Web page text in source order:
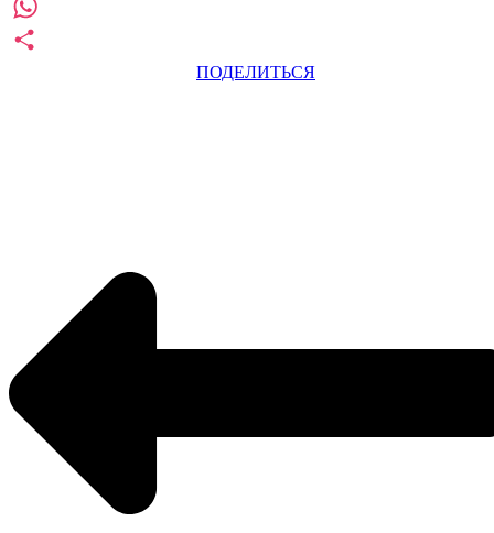
ПОДЕЛИТЬСЯ